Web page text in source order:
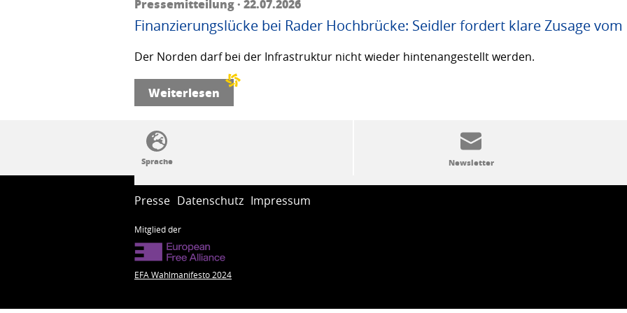
Pressemitteilung · 22.07.2026
Finanzierungslücke bei Rader Hochbrücke: Seidler fordert klare Zusage
Der Norden darf bei der Infrastruktur nicht wieder hintenangestellt werden.
Weiterlesen
SSW-Politik von A bis Z
Presse Datenschutz Impressum
Mitglied der
EFA Wahlmanifesto 2024